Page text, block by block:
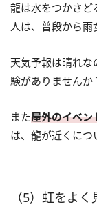
龍は水をつかさど
人は、普段から雨
天気予報は晴れな
験がありませんか
また屋外のイベン
は、龍が近くにつ
（5）虹をよく